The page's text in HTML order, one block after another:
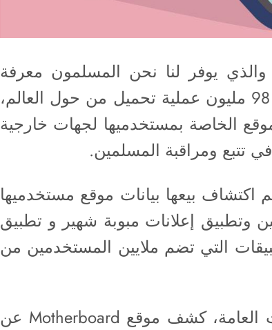
لك أن تتخيل أن تطبيق مثل Muslim Pro والذي يوفر لنا نحن المسلمون معرفة
أوقات الصلاة والقبلة ويحتوي على أكثر من 98 مليون عملية تحميل من حول العالم،
الخاصة بمستخدميها لجهات خارجية
تتبع ومراقبة المسلمين.
بيعها بيانات موقع مستخدميها
وتطبيق إعلانات مبوبة شهير و تطبيق
التي تضم ملايين المستخدمين من
ومن خلال مقابلات مع المطورين والسجلات العامة، كشف موقع Motherboard عن